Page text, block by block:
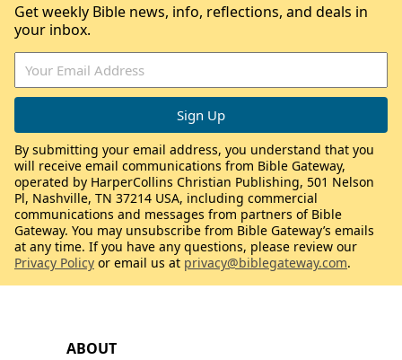
ABOUT
Get weekly Bible news, info, reflections, and deals in
your inbox.
By submitting your email address, you understand that you
will receive email communications from Bible Gateway,
operated by HarperCollins Christian Publishing, 501 Nelson
Pl, Nashville, TN 37214 USA, including commercial
communications and messages from partners of Bible
Gateway. You may unsubscribe from Bible Gateway’s emails
at any time. If you have any questions, please review our
Privacy Policy or email us at privacy@biblegateway.com.